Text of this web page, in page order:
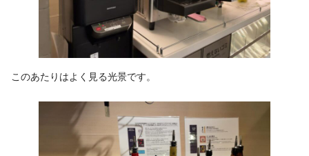
このあたりはよく見る光景です。